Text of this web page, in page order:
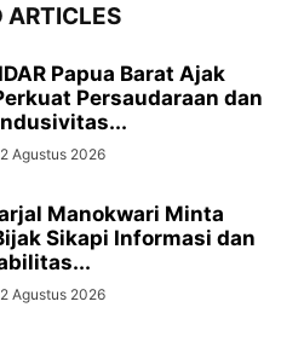
ARTICLES
Papua Barat Ajak
Persaudaraan dan
2 Agustus 2026
Manokwari Minta
Sikapi Informasi dan
2 Agustus 2026